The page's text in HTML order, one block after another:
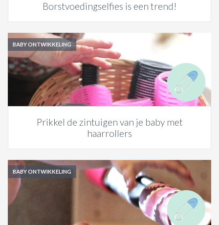
Borstvoedingselfies is een trend!
BABY ONTWIKKELING
Prikkel de zintuigen van je baby met
haarrollers
BABY ONTWIKKELING